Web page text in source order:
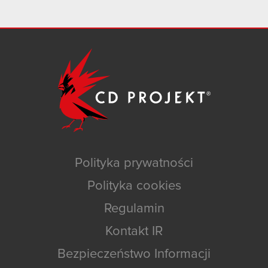
Polityka prywatności
Polityka cookies
Regulamin
Kontakt IR
Bezpieczeństwo Informacji